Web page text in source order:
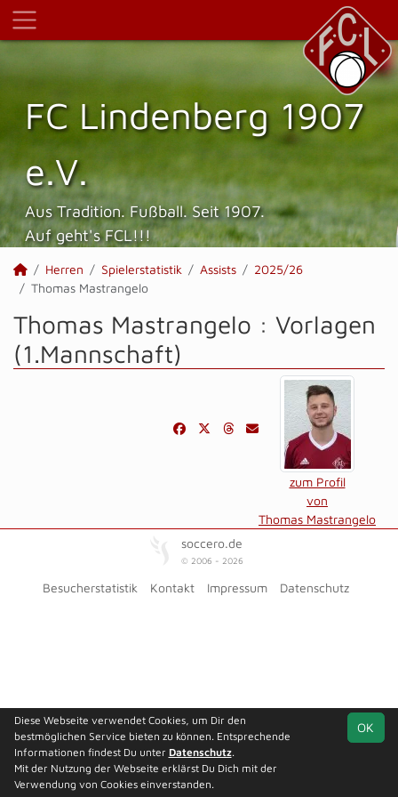
FC Lindenberg 1907
e.V.
Aus Tradition. Fußball. Seit 1907.
Auf geht's FCL!!!
Herren Spielerstatistik Assists
2025/26
Thomas Mastrangelo
Thomas Mastrangelo : Vorlagen
(1.Mannschaft)
zum Profil
von
Thomas Mastrangelo
soccero.de
© 2006 - 2026
Besucherstatistik Kontakt Impressum Datenschutz
OK
Diese Webseite verwendet Cookies, um Dir den
bestmöglichen Service bieten zu können. Entsprechende
Informationen findest Du unter Datenschutz.
Mit der Nutzung der Webseite erklärst Du Dich mit der
Verwendung von Cookies einverstanden.